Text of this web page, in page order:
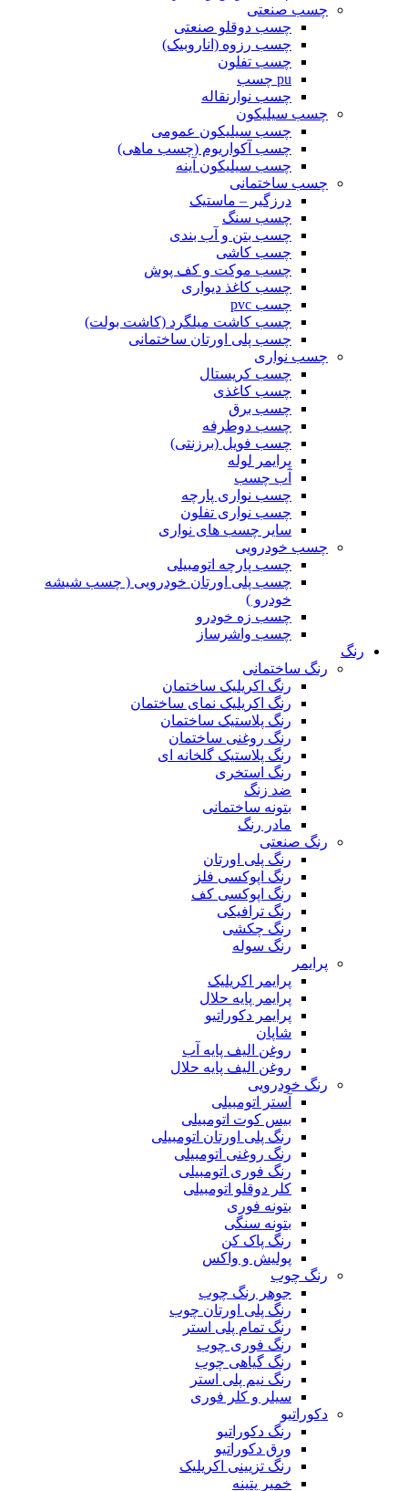
چسب صنعتی
چسب دوقلو صنعتی
چسب رزوه (اناروبیک)
چسب تفلون
pu چسب
چسب نوارنقاله
چسب سیلیکون
چسب سیلیکون عمومی
چسب آکواریوم (چسب ماهی)
چسب سیلیکون آینه
چسب ساختمانی
درزگیر – ماستیک
چسب سنگ
چسب بتن و آب بندی
چسب کاشی
چسب موکت و کف پوش
چسب کاغذ دیواری
چسب pvc
چسب کاشت میلگرد (کاشت بولت)
چسب پلی اورتان ساختمانی
چسب نواری
چسب کریستال
چسب کاغذی
چسب برق
چسب دوطرفه
چسب فویل (برزنتی)
پرایمر لوله
آب چسب
چسب نواری پارچه
چسب نواری تفلون
سایر چسب های نواری
چسب خودرویی
چسب پارچه اتومبیلی
چسب پلی اورتان خودرویی ( چسب شیشه
خودرو )
چسب زه خودرو
چسب واشرساز
رنگ
رنگ ساختمانی
رنگ اکریلیک ساختمان
رنگ اکریلیک نمای ساختمان
رنگ پلاستیک ساختمان
رنگ روغنی ساختمان
رنگ پلاستیک گلخانه ای
رنگ استخری
ضد زنگ
بتونه ساختمانی
مادر رنگ
رنگ صنعتی
رنگ پلی اورتان
رنگ اپوکسی فلز
رنگ اپوکسی کف
رنگ ترافیکی
رنگ چکشی
رنگ سوله
پرایمر
پرایمر اکریلیک
پرایمر پایه حلال
پرایمر دکوراتیو
شاپان
روغن الیف پایه آب
روغن الیف پایه حلال
رنگ خودرویی
آستر اتومبیلی
بیس کوت اتومبیلی
رنگ پلی اورتان اتومبیلی
رنگ روغنی اتومبیلی
رنگ فوری اتومبیلی
کلر دوقلو اتومبیلی
بتونه فوری
بتونه سنگی
رنگ پاک کن
پولیش و واکس
رنگ چوب
جوهر رنگ چوب
رنگ پلی اورتان چوب
رنگ تمام پلی استر
رنگ فوری چوب
رنگ گیاهی چوب
رنگ نیم پلی استر
سیلر و کلر فوری
دکوراتیو
رنگ دکوراتیو
ورق دکوراتیو
رنگ تزیینی اکریلیک
خمیر پتینه